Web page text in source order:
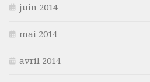
juin 2014
mai 2014
avril 2014